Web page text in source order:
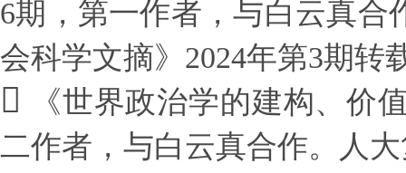
6期，第一作者，与白云真合
会科学文摘》2024年第3期转
《世界政治学的建构、价
二作者，与白云真合作。人